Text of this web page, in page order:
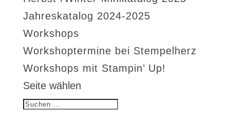
Jahreskatalog 2024-2025
Workshops
Workshoptermine bei Stempelherz
Workshops mit Stampin’ Up!
Seite wählen